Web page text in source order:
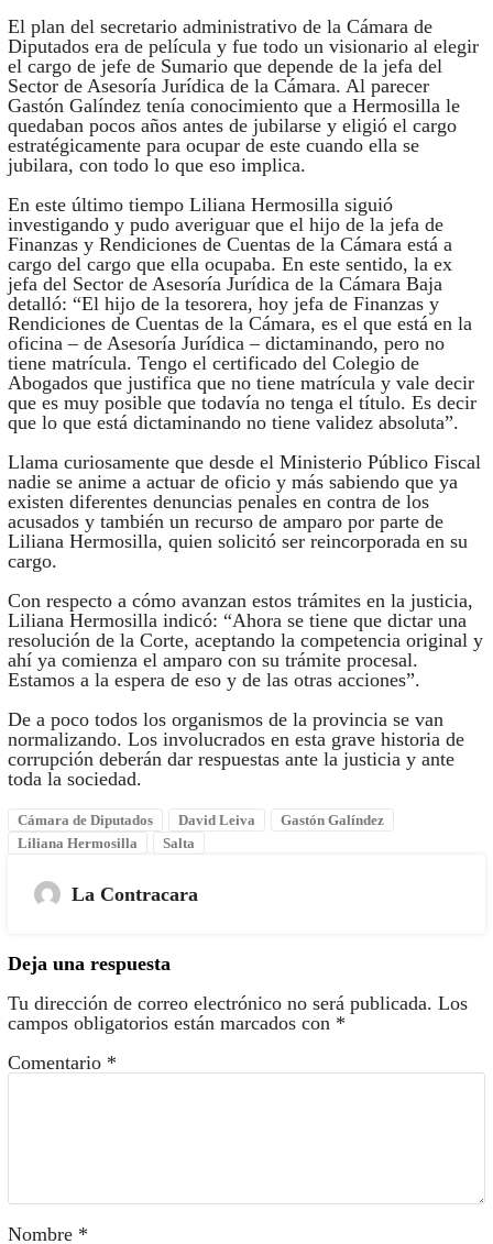
El plan del secretario administrativo de la Cámara de
Diputados era de película y fue todo un visionario al elegir
el cargo de jefe de Sumario que depende de la jefa del
Sector de Asesoría Jurídica de la Cámara. Al parecer
Gastón Galíndez tenía conocimiento que a Hermosilla le
quedaban pocos años antes de jubilarse y eligió el cargo
estratégicamente para ocupar de este cuando ella se
jubilara, con todo lo que eso implica.
En este último tiempo Liliana Hermosilla siguió
investigando y pudo averiguar que el hijo de la jefa de
Finanzas y Rendiciones de Cuentas de la Cámara está a
cargo del cargo que ella ocupaba. En este sentido, la ex
jefa del Sector de Asesoría Jurídica de la Cámara Baja
detalló: “El hijo de la tesorera, hoy jefa de Finanzas y
Rendiciones de Cuentas de la Cámara, es el que está en la
oficina – de Asesoría Jurídica – dictaminando, pero no
tiene matrícula. Tengo el certificado del Colegio de
Abogados que justifica que no tiene matrícula y vale decir
que es muy posible que todavía no tenga el título. Es decir
que lo que está dictaminando no tiene validez absoluta”.
Llama curiosamente que desde el Ministerio Público Fiscal
nadie se anime a actuar de oficio y más sabiendo que ya
existen diferentes denuncias penales en contra de los
acusados y también un recurso de amparo por parte de
Liliana Hermosilla, quien solicitó ser reincorporada en su
cargo.
Con respecto a cómo avanzan estos trámites en la justicia,
Liliana Hermosilla indicó: “Ahora se tiene que dictar una
resolución de la Corte, aceptando la competencia original y
ahí ya comienza el amparo con su trámite procesal.
Estamos a la espera de eso y de las otras acciones”.
De a poco todos los organismos de la provincia se van
normalizando. Los involucrados en esta grave historia de
corrupción deberán dar respuestas ante la justicia y ante
toda la sociedad.
Cámara de Diputados David Leiva
Gastón Galíndez
Liliana Hermosilla
Salta
La Contracara
Deja una respuesta
Tu dirección de correo electrónico no será publicada. Los
campos obligatorios están marcados con *
Comentario *
Nombre *